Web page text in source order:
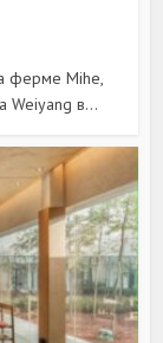
ферме Mihe,
Weiyang в...